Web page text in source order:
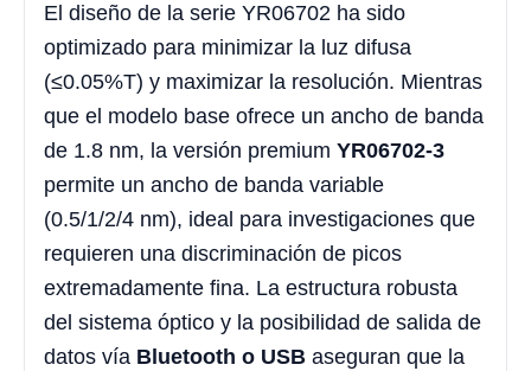
El diseño de la serie YR06702 ha sido
optimizado para minimizar la luz difusa
(≤0.05%T) y maximizar la resolución. Mientras
que el modelo base ofrece un ancho de banda
de 1.8 nm, la versión premium YR06702-3
permite un ancho de banda variable
(0.5/1/2/4 nm), ideal para investigaciones que
requieren una discriminación de picos
extremadamente fina. La estructura robusta
del sistema óptico y la posibilidad de salida de
datos vía Bluetooth o USB aseguran que la